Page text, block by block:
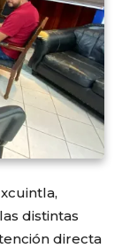
distintas
directa